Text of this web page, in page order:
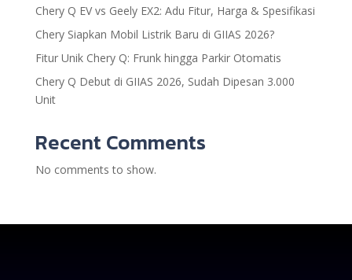
Chery Q EV vs Geely EX2: Adu Fitur, Harga & Spesifikasi
Chery Siapkan Mobil Listrik Baru di GIIAS 2026?
Fitur Unik Chery Q: Frunk hingga Parkir Otomatis
Chery Q Debut di GIIAS 2026, Sudah Dipesan 3.000
Unit
Recent Comments
No comments to show.